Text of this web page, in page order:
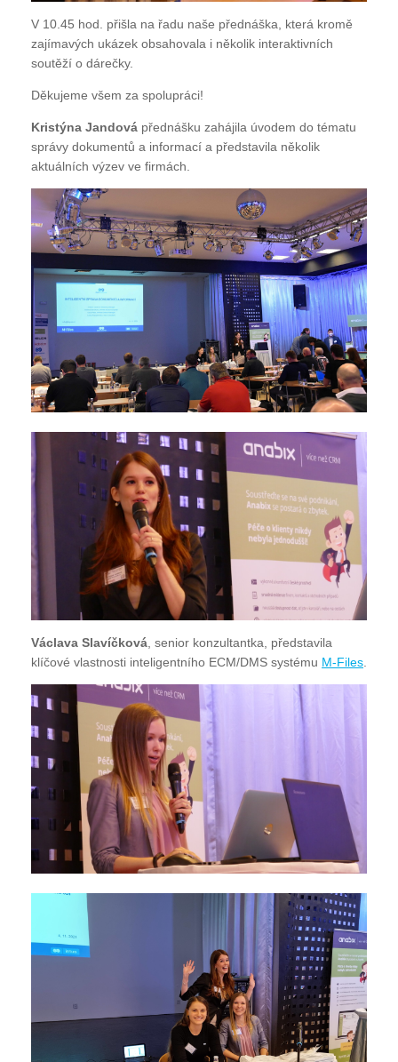
V 10.45 hod. přišla na řadu naše přednáška, která kromě
zajímavých ukázek obsahovala i několik interaktivních
soutěží o dárečky.
Děkujeme všem za spolupráci!
Kristýna Jandová přednášku zahájila úvodem do tématu
správy dokumentů a informací a představila několik
aktuálních výzev ve firmách.
Václava Slavíčková , senior konzultantka, představila
klíčové vlastnosti inteligentního ECM/DMS systému M-Files